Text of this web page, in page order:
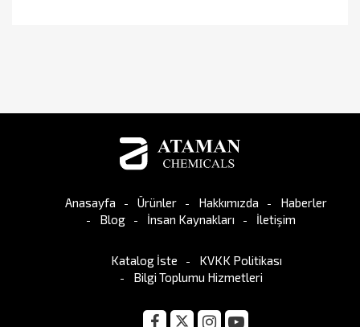
Anasayfa Ürünler Hakkımızda
Haberler
Blog
İnsan Kaynakları İletişim
Katalog İste
KVKK Politikası
Bilgi Toplumu Hizmetleri